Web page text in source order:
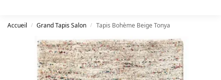
Accueil / Grand Tapis Salon / Tapis Bohème Beige Tonya